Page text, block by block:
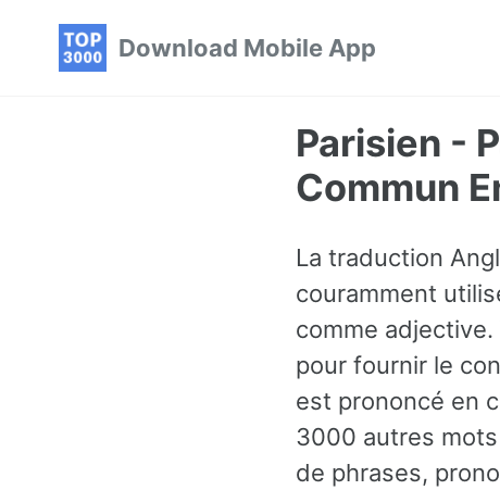
Download Mobile App
Parisien -
Commun
La traduction
couramment
comme
pour fournir le
est prononcé en
3000 autres
de phrases,